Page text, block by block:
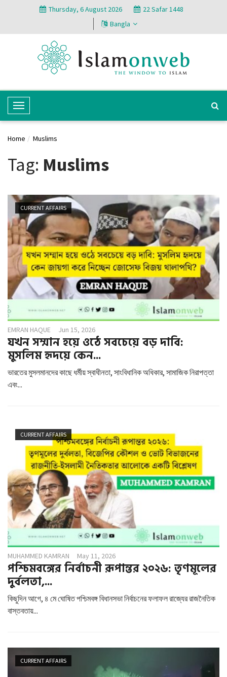
Thursday, 6 August 2026
22 Safar 1448
Bangla
T
o
g
e
a
v
i
g
a
t
o
n
Home Muslims
Tag: Muslims
CURRENT AFFAIRS
EMRAN HAQUE Jun 15, 2026
যখন সম্মান হয়ে ওঠে সবচেয়ে বড় দাবি:
মুসলিম হৃদয়ে কেন...
ভারতের মুসলমানদের কাছে ধর্মীয় স্বাধীনতা, সাংবিধানিক অধিকার, সামাজিক নিরাপত্তা
এবং...
CURRENT AFFAIRS
MUHAMMED KAMRAN May 11, 2026
পশ্চিমবঙ্গের নির্বাচনী রূপান্তর ২০২৬: তৃণমূলের
দুর্বলতা,...
কিছুদিন আগে, ৪ মে ঘোষিত পশ্চিমবঙ্গ বিধানসভা নির্বাচনের ফলাফল রাজ্যের রাজনৈতিক
বাস্তবতায়...
CURRENT AFFAIRS